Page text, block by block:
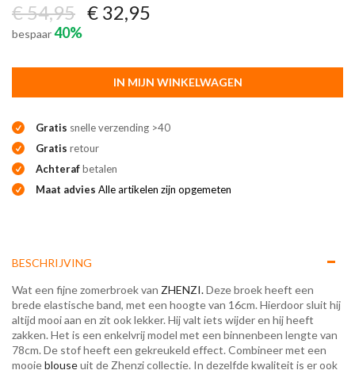
€ 54,95 € 32,95
bespaar40%
IN MIJN WINKELWAGEN
Gratis snelle verzending >40
Gratis retour
Achterafbetalen
Maat advies Alle artikelen zijn opgemeten
BESCHRIJVING
Wat een fijne zomerbroek van ZHENZI.Deze broek heeft een
brede elastische band, met een hoogte van 16cm. Hierdoor sluit hij
altijd mooi aan en zit ook lekker. Hij valt iets wijder en hij heeft
zakken. Het is een enkelvrij model met een binnenbeen lengte van
78cm. De stof heeft een gekreukeld effect. Combineer met een
mooieblouseuit de Zhenzi collectie. In dezelfde kwaliteit is er ook